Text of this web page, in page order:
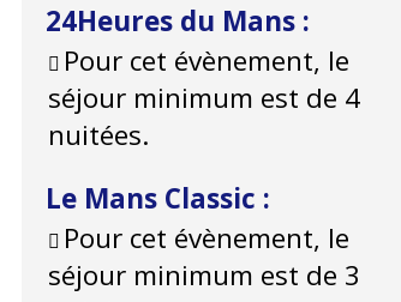
24Heures du Mans :
Pour cet évènement, le
séjour minimum est de 4
nuitées.
Le Mans Classic :
Pour cet évènement, le
séjour minimum est de 3